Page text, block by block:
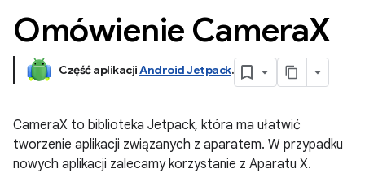
Omówienie CameraX
Część aplikacjiAndroid Jetpack.
CameraX to biblioteka Jetpack, która ma ułatwić
tworzenie aplikacji związanych z aparatem. W przypadku
nowych aplikacji zalecamy korzystanie z Aparatu X.